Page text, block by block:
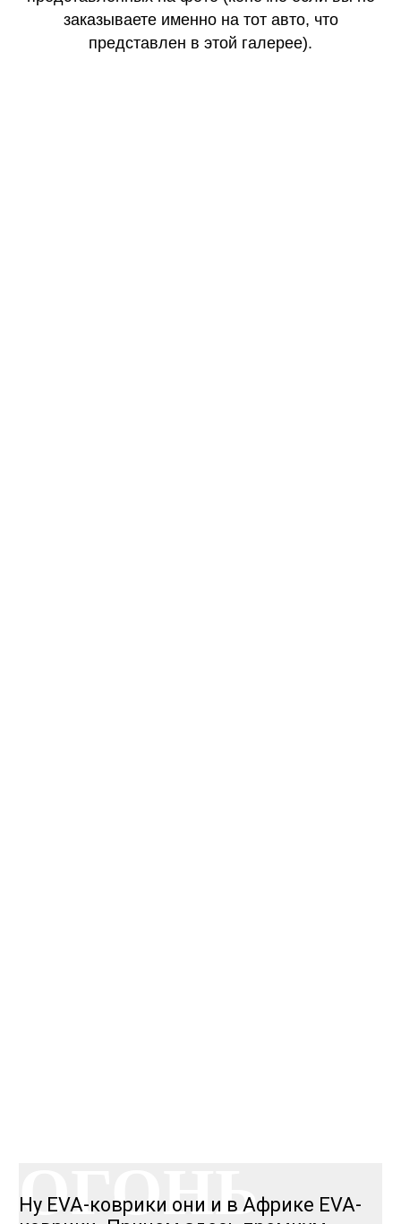
заказываете именно на тот авто, что
представлен в этой галерее).
ОГОНЬ
Ну EVA-коврики они и в Африке EVA-